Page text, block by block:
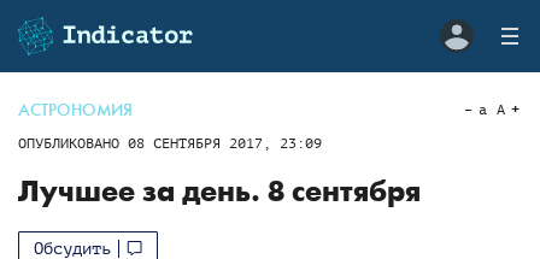
АСТРОНОМИЯ
ОПУБЛИКОВАНО 08 СЕНТЯБРЯ 2017, 23:09
a A
Лучшее за день. 8 сентября
Обсудить